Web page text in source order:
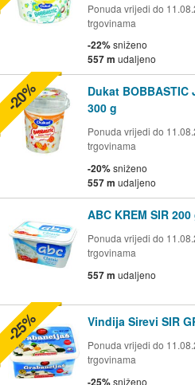
Ponuda vrijedi do
trgovinama
-22%sniženo
557 m udaljeno
Dukat BOBBASTIC
300 g
Ponuda vrijedi do
trgovinama
-20%sniženo
557 m udaljeno
-20%
ABC KREM SIR 200
Ponuda vrijedi do
trgovinama
557 m udaljeno
Vindija Sirevi SIR
Ponuda vrijedi do
trgovinama
-25%sniženo
-25%